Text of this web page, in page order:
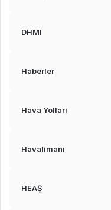
DHMI
Haberler
Hava Yolları
Havalimanı
HEAŞ